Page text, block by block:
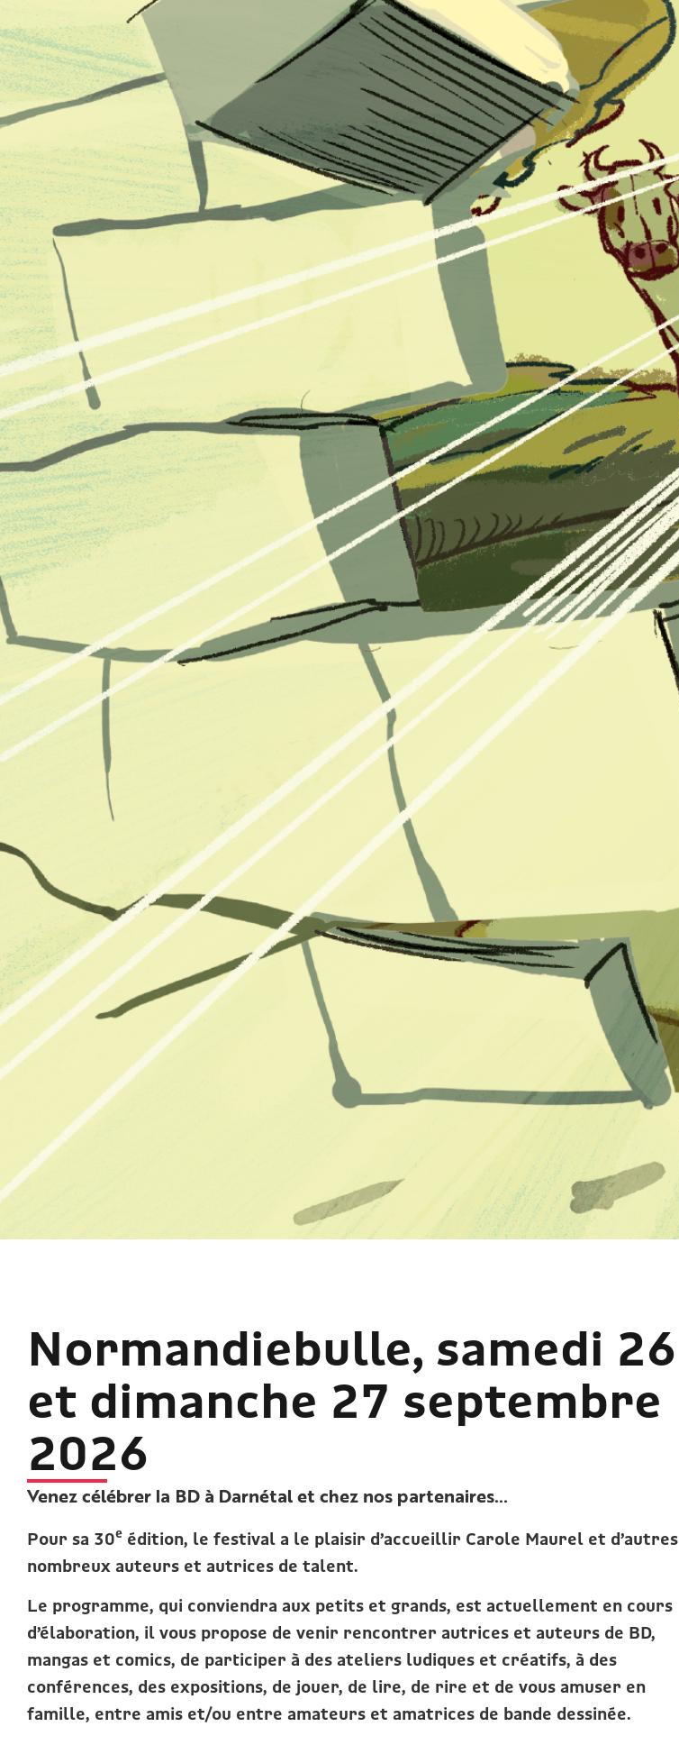
Normandiebulle, samedi 26
et dimanche 27 septembre
2026
Venez célébrer la BD à Darnétal et chez nos partenaires…
Pour sa 30e édition, le festival a le plaisir d’accueillir Carole Maurel et d’autres
nombreux auteurs et autrices de talent.
Le programme, qui conviendra aux petits et grands, est actuellement en cours
d’élaboration, il vous propose de venir rencontrer autrices et auteurs de BD,
mangas et comics, de participer à des ateliers ludiques et créatifs, à des
conférences, des expositions, de jouer, de lire, de rire et de vous amuser en
famille, entre amis et/ou entre amateurs et amatrices de bande dessinée.